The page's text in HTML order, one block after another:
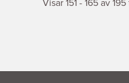
Visar 151 - 165 av